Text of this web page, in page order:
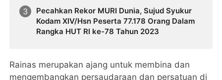
Pecahkan Rekor MURI Dunia, Sujud Syukur
Kodam XIV/Hsn Peserta 77.178 Orang Dalam
Rangka HUT RI ke-78 Tahun 2023
Rainas merupakan ajang untuk membina dan
mengembangkan persaudaraan dan persatuan di